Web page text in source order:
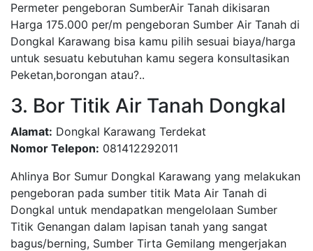
Permeter pengeboran SumberAir Tanah dikisaran
Harga 175.000 per/m pengeboran Sumber Air Tanah di
Dongkal Karawang bisa kamu pilih sesuai biaya/harga
untuk sesuatu kebutuhan kamu segera konsultasikan
Peketan,borongan atau?..
3. Bor Titik Air Tanah Dongkal
Alamat: Dongkal Karawang Terdekat
Nomor Telepon: 081412292011
Ahlinya Bor Sumur Dongkal Karawang yang melakukan
pengeboran pada sumber titik Mata Air Tanah di
Dongkal untuk mendapatkan mengelolaan Sumber
Titik Genangan dalam lapisan tanah yang sangat
bagus/berning, Sumber Tirta Gemilang mengerjakan